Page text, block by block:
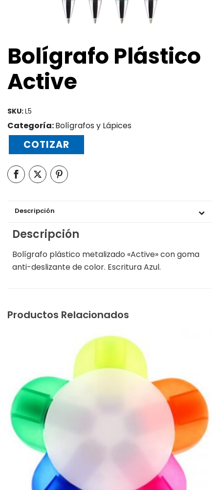
Bolígrafo Plástico
Active
SKU:L5
Categoría:Bolígrafos y Lápices
COTIZAR
Descripción
Descripción
Bolígrafo plástico metalizado «Active» con goma
anti-deslizante de color. Escritura Azul.
Productos Relacionados